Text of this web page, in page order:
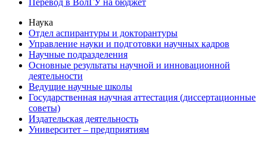
Перевод в ВолГУ на бюджет
Наука
Отдел аспирантуры и докторантуры
Управление науки и подготовки научных кадров
Научные подразделения
Основные результаты научной и инновационной
деятельности
Ведущие научные школы
Государственная научная аттестация (диссертационные
советы)
Издательская деятельность
Университет – предприятиям